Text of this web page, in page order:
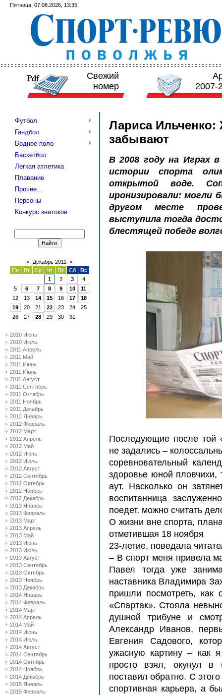
Пятница, 07.08.2026, 13:35
Свежий
номер
2007-
Футбол
Гандбол
Водное поло
Баскетбол
Легкая атлетика
Плавание
Прочее...
Персоны
Конкурс знатоков
« Декабрь 2011
»
Пн
Вт Ср Чт Пт Сб
Вс
1
2 3
4
5
6 7 8 9 10
11
12
13 14 15 16 17
18
19
20 21 22 23 24
25
26
27 28 29 30 31
2010 Июнь
2010 Июль
2011 Апрель
2011 Май
2011 Июнь
2011 Июль
2011 Август
2011 Сентябрь
2011 Октябрь
2011 Ноябрь
2011 Декабрь
2012 Январь
2012 Февраль
2012 Март
2012 Апрель
2012 Май
2012 Июнь
2012 Июль
2012 Август
2012 Сентябрь
2012 Октябрь
2012 Ноябрь
2012 Декабрь
2013 Январь
2013 Февраль
2013 Март
2013 Апрель
2013 Май
2013 Июнь
2013 Июль
2013 Август
2013 Сентябрь
2013 Октябрь
2013 Ноябрь
2013 Декабрь
2014 Январь
2014 Февраль
2014 Март
2014 Апрель
2014 Май
2014 Июнь
2014 Июль
2014 Август
2014 Сентябрь
2014 Октябрь
2014 Ноябрь
2014 Декабрь
2015 Январь
2015 Февраль
Лариса
забывают
В 2008 году на Играх
истории спорта
открытой воде.
иронизировали: могли
другом месте
выступила тогда
блестящей победе
Последующие после той
не задались –
соревновательный
здоровье юной пловчихи,
аут. Насколько он
воспитанница
поедет, можно считать
О жизни вне спорта,
отметившая 18 ноября
23-летие, поведала
– В спорт меня привела
Павел тогда уже
наставника Владимира
пришли посмотреть, как
«Спартак». Стояла
душной трибуне и
Александр Иванов,
Евгения Садового,
ужасную картину – как
просто взял, окунул в
поставил обратно. С
спортивная карьера, а